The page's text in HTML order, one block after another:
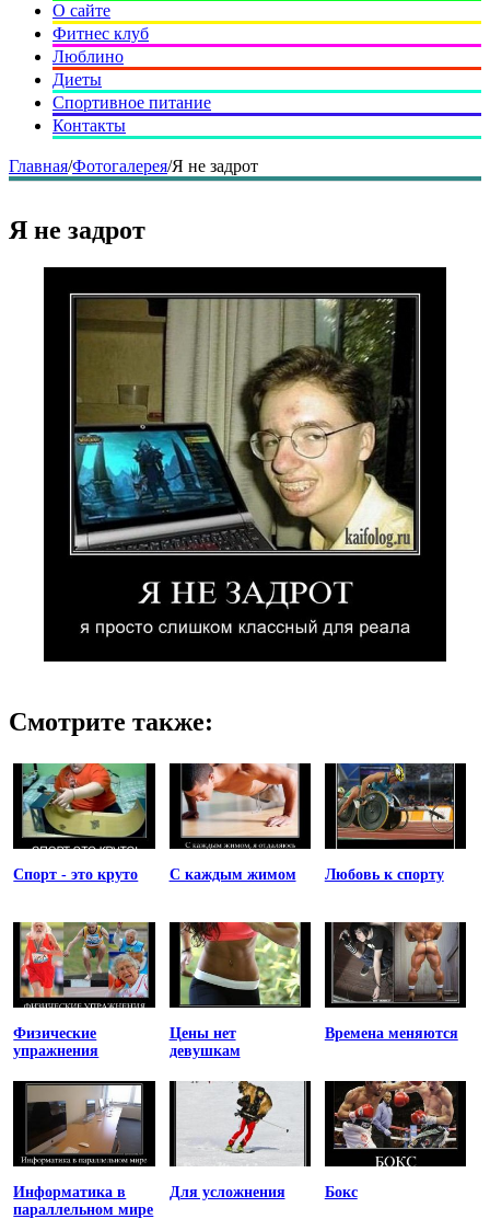
О сайте
Фитнес клуб
Люблино
Диеты
Спортивное питание
Контакты
Главная/Фотогалерея/Я не задрот
Я не задрот
Смотрите также:
Спорт - это круто С каждым жимом Любовь к спорту
Физические
упражнения
Цены нет
девушкам
Времена меняются
Информатика в
параллельном мире
Для усложнения Бокс